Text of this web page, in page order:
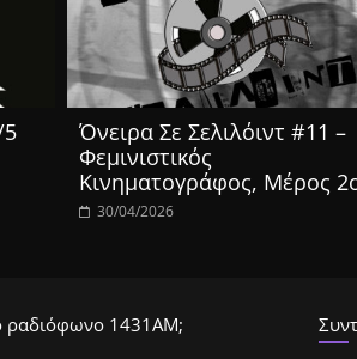
Όνειρα Σε Σελιλόιντ #11 –
Φεμινιστικός
Κινηματογράφος, Μέρος
30/04/2026
ραδιόφωνο 1431ΑΜ;